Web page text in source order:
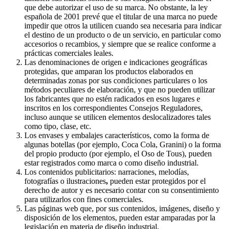
que debe autorizar el uso de su marca. No obstante, la ley
española de 2001 prevé que el titular de una marca no puede
impedir que otros la utilicen cuando sea necesaria para indicar
el destino de un producto o de un servicio, en particular como
accesorios o recambios, y siempre que se realice conforme a
prácticas comerciales leales.
Las denominaciones de origen e indicaciones geográficas
protegidas, que amparan los productos elaborados en
determinadas zonas por sus condiciones particulares o los
métodos peculiares de elaboración, y que no pueden utilizar
los fabricantes que no estén radicados en esos lugares e
inscritos en los correspondientes Consejos Reguladores,
incluso aunque se utilicen elementos deslocalizadores tales
como tipo, clase, etc.
Los envases y embalajes característicos, como la forma de
algunas botellas (por ejemplo, Coca Cola, Granini) o la forma
del propio producto (por ejemplo, el Oso de Tous), pueden
estar registrados como marca o como diseño industrial.
Los contenidos publicitarios: narraciones, melodías,
fotografías o ilustraciones, pueden estar protegidos por el
derecho de autor y es necesario contar con su consentimiento
para utilizarlos con fines comerciales.
Las páginas web que, por sus contenidos, imágenes, diseño y
disposición de los elementos, pueden estar amparadas por la
legislación en materia de diseño industrial.